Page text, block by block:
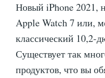
Новый iPhone 2021,
Apple Watch 7 или,
классический 10,2-
Существует так
продуктов, что вы